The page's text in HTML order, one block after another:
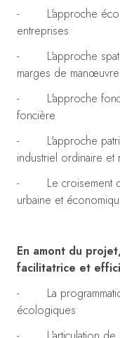
- L'approche
entreprises
- L'approche
marges de
- L'approche
foncière
- L'approche
industriel ordinaire et
- Le croisement
urbaine et
En amont du
facilitatrice et
- La
écologiques